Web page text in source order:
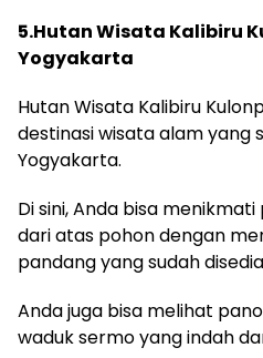
5.Hutan Wisata Kalibiru
Yogyakarta
Hutan Wisata Kalibiru
destinasi wisata alam yang
Yogyakarta.
Di sini, Anda bisa
dari atas pohon dengan
pandang yang sudah
Anda juga bisa melihat
waduk sermo yang indah